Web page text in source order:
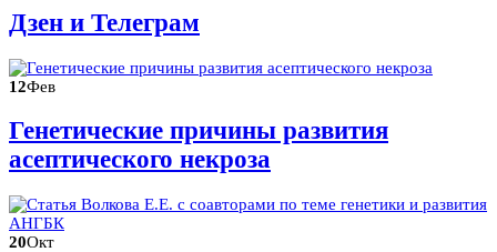
Дзен и Телеграм
12Фев
Генетические причины развития
асептического некроза
20Окт